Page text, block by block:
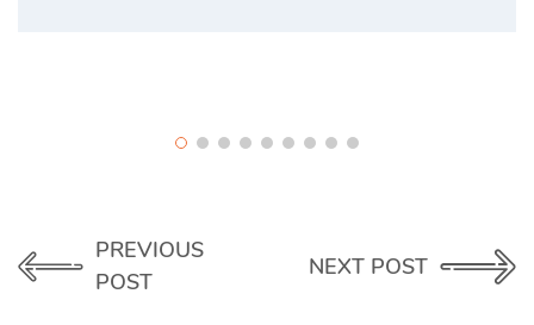
PREVIOUS
POST
NEXT POST